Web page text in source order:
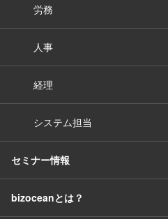
労務
人事
経理
システム担当
セミナー情報
bizoceanとは？